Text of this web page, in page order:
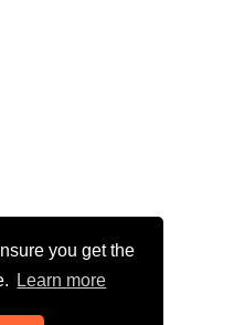
you get the
Learn more